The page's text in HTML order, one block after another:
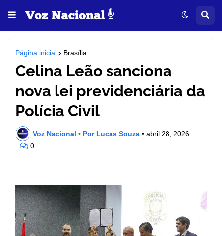
Página inicial Brasília
Celina Leão sanciona
nova lei previdenciária da
Polícia Civil
Voz Nacional • Por Lucas Souza • abril 28, 2026
0